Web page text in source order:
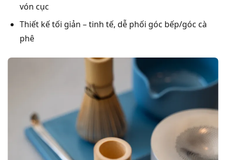
vón cục
Thiết kế tối giản – tinh tế, dễ phối góc bếp/góc cà
phê